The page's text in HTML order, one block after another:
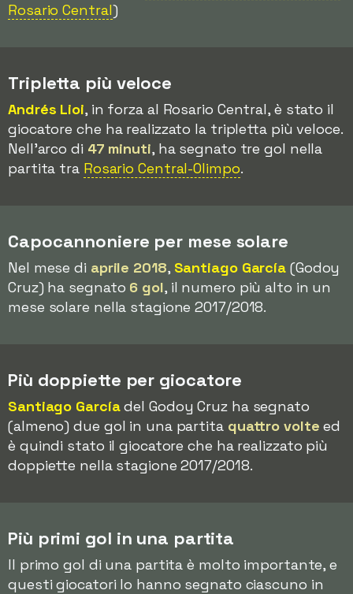
Rosario Central)
Tripletta più veloce
Andrés Lioi, in forza al Rosario Central, è stato il
giocatore che ha realizzato la tripletta più veloce.
Nell'arco di 47 minuti, ha segnato tre gol nella
partita tra Rosario Central-Olimpo.
Capocannoniere per mese solare
Nel mese di aprile 2018, Santiago García (Godoy
Cruz) ha segnato 6 gol, il numero più alto in un
mese solare nella stagione 2017/2018.
Più doppiette per giocatore
Santiago Garcíadel Godoy Cruz ha segnato
(almeno) due gol in una partita quattro volte ed
è quindi stato il giocatore che ha realizzato più
doppiette nella stagione 2017/2018.
Più primi gol in una partita
Il primo gol di una partita è molto importante, e
questi giocatori lo hanno segnato ciascuno in